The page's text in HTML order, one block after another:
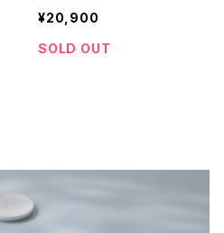
¥20,900
SOLD OUT